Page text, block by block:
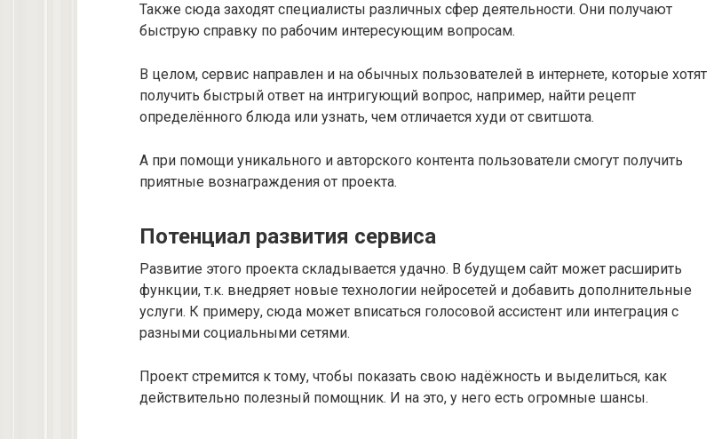
Также сюда заходят специалисты различных сфер деятельности. Они получают
быструю справку по рабочим интересующим вопросам.
В целом, сервис направлен и на обычных пользователей в интернете, которые хотят
получить быстрый ответ на интригующий вопрос, например, найти рецепт
определённого блюда или узнать, чем отличается худи от свитшота.
А при помощи уникального и авторского контента пользователи смогут получить
приятные вознаграждения от проекта.
Потенциал развития сервиса
Развитие этого проекта складывается удачно. В будущем сайт может расширить
функции, т.к. внедряет новые технологии нейросетей и добавить дополнительные
услуги. К примеру, сюда может вписаться голосовой ассистент или интеграция с
разными социальными сетями.
Проект стремится к тому, чтобы показать свою надёжность и выделиться, как
действительно полезный помощник. И на это, у него есть огромные шансы.